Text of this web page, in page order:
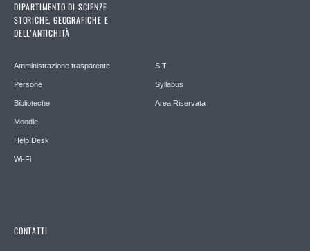
DIPARTIMENTO DI SCIENZE
STORICHE, GEOGRAFICHE E
DELL’ANTICHITÀ
Amministrazione trasparente
Persone
Biblioteche
Moodle
Help Desk
Wi-Fi
SIT
Syllabus
Area Riservata
CONTATTI